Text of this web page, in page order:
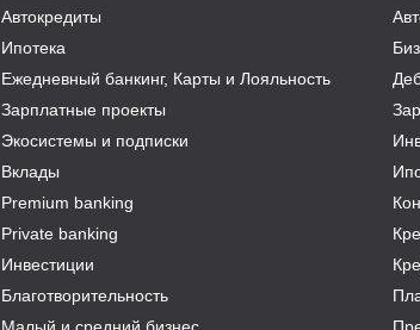
Автокредиты
Ипотека
Ежедневный банкинг, Карты и Лояльность
Зарплатные проекты
Экосистемы и подписки
Вклады
Premium banking
Private banking
Инвестиции
Благотворительность
Малый и средний бизнес